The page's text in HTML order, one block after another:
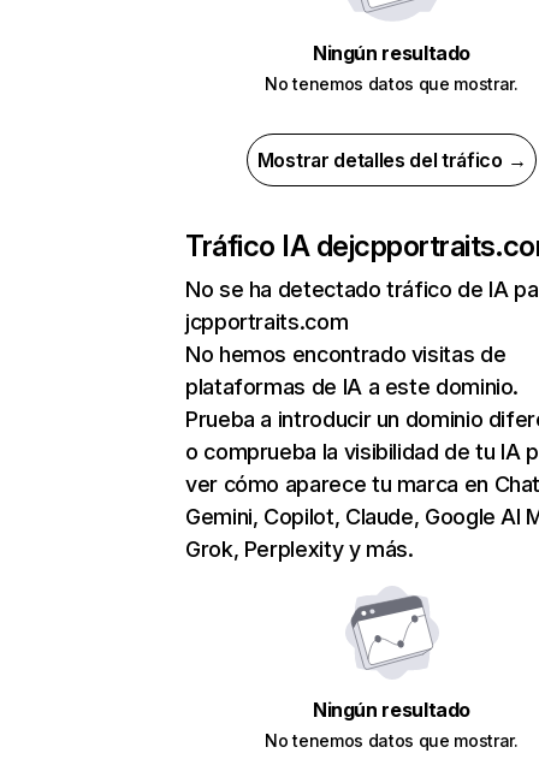
Ningún resultado
No tenemos datos que mostrar.
Mostrar detalles del tráfico →
Tráfico IA de
No se ha detectado tráfico de IA
jcpportraits.com
No hemos encontrado visitas de
plataformas de IA a este dominio.
Prueba a introducir un dominio
o comprueba la visibilidad de tu IA
ver cómo aparece tu marca en
Gemini, Copilot, Claude, Google AI
Grok, Perplexity y más.
Ningún resultado
No tenemos datos que mostrar.